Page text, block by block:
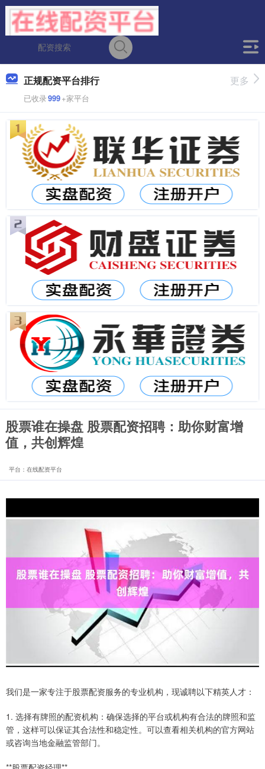
正规配资平台排行
已收录999+家平台
更多
股票谁在操盘 股票配资招聘：助你财富增
值，共创辉煌
平台：在线配资平台
我们是一家专注于股票配资服务的专业机构，现诚聘以下精英人才：
1. 选择有牌照的配资机构：确保选择的平台或机构有合法的牌照和监
管，这样可以保证其合法性和稳定性。可以查看相关机构的官方网站
或咨询当地金融监管部门。